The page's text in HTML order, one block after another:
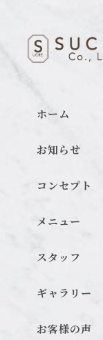
ホーム
お知らせ
コンセプト
メニュー
スタッフ
ギャラリー
お客様の声